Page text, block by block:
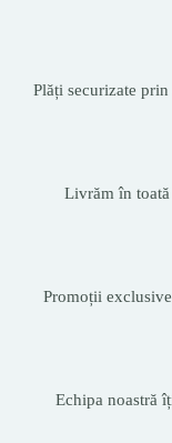
Plăți securizate
Livrăm în
Promoții
Echipa noastră